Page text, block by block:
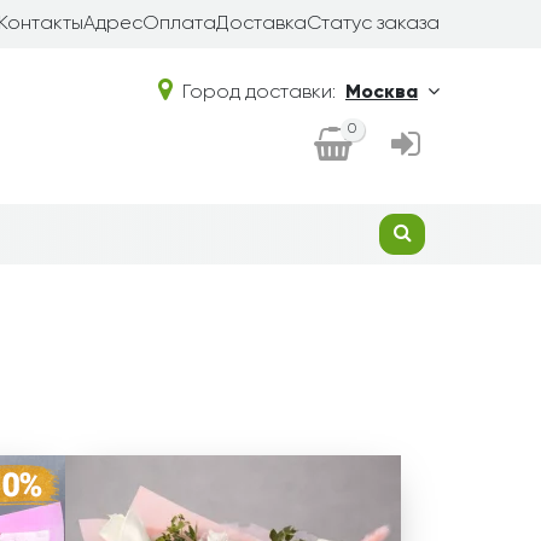
КонтактыАдресОплатаДоставкаСтатус заказа
Город доставки: Москва
0